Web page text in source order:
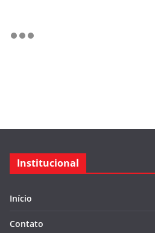
Institucional
Início
Contato